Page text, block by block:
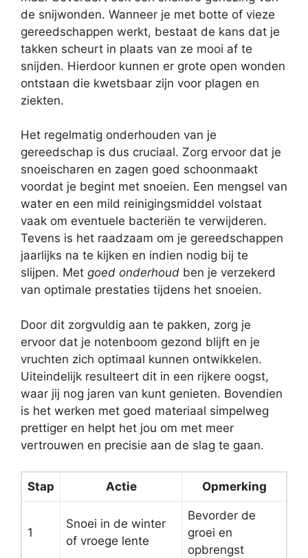
de snijwonden. Wanneer je met botte of vieze
gereedschappen werkt, bestaat de kans dat je
takken scheurt in plaats van ze mooi af te
snijden. Hierdoor kunnen er grote open wonden
ontstaan die kwetsbaar zijn voor plagen en
ziekten.
Het regelmatig onderhouden van je
gereedschap is dus cruciaal. Zorg ervoor dat je
snoeischaren en zagen goed schoonmaakt
voordat je begint met snoeien. Een mengsel van
water en een mild reinigingsmiddel volstaat
vaak om eventuele bacteriën te verwijderen.
Tevens is het raadzaam om je gereedschappen
jaarlijks na te kijken en indien nodig bij te
slijpen. Met goed onderhoud ben je verzekerd
van optimale prestaties tijdens het snoeien.
Door dit zorgvuldig aan te pakken, zorg je
ervoor dat je notenboom gezond blijft en je
vruchten zich optimaal kunnen ontwikkelen.
Uiteindelijk resulteert dit in een rijkere oogst,
waar jij nog jaren van kunt genieten. Bovendien
is het werken met goed materiaal simpelweg
prettiger en helpt het jou om met meer
vertrouwen en precisie aan de slag te gaan.
Stap Actie Opmerking
1
Snoei in de winter
of vroege lente
Bevorder de
groei en
opbrengst